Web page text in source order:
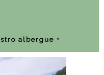
albergue +